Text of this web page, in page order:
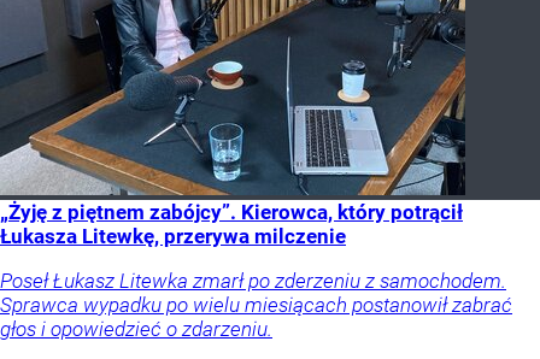
„Żyję z piętnem zabójcy”. Kierowca, który potrącił
Łukasza Litewkę, przerywa milczenie
Poseł Łukasz Litewka zmarł po zderzeniu z samochodem.
Sprawca wypadku po wielu miesiącach postanowił zabrać
głos i opowiedzieć o zdarzeniu.